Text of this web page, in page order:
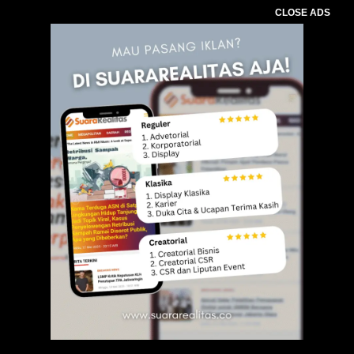
CLOSE ADS